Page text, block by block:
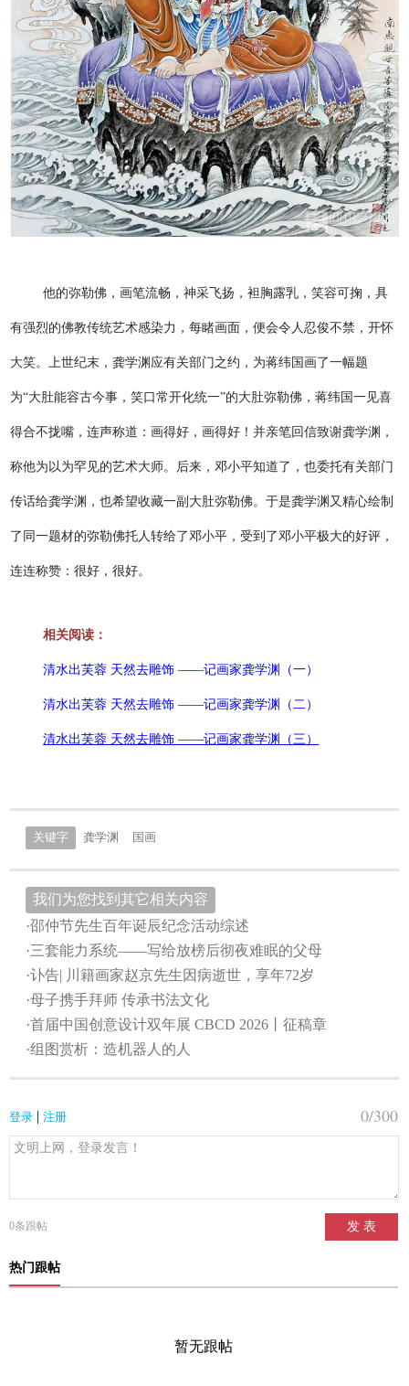
他的弥勒佛，画笔流畅，神采飞扬，袒胸露乳，笑容可掬，具
有强烈的佛教传统艺术感染力，每睹画面，便会令人忍俊不禁，开怀
大笑。上世纪末，龚学渊应有关部门之约，为蒋纬国画了一幅题
为“大肚能容古今事，笑口常开化统一”的大肚弥勒佛，蒋纬国一见喜
得合不拢嘴，连声称道：画得好，画得好！并亲笔回信致谢龚学渊，
称他为以为罕见的艺术大师。后来，邓小平知道了，也委托有关部门
传话给龚学渊，也希望收藏一副大肚弥勒佛。于是龚学渊又精心绘制
了同一题材的弥勒佛托人转给了邓小平，受到了邓小平极大的好评，
连连称赞：很好，很好。
相关阅读：
清水出芙蓉 天然去雕饰 ——记画家龚学渊（一）
清水出芙蓉 天然去雕饰 ——记画家龚学渊（二）
清水出芙蓉 天然去雕饰 ——记画家龚学渊（三）
关键字 龚学渊 国画
我们为您找到其它相关内容
·邵仲节先生百年诞辰纪念活动综述
·三套能力系统——写给放榜后彻夜难眠的父母
·讣告| 川籍画家赵京先生因病逝世，享年72岁
·母子携手拜师 传承书法文化
·首届中国创意设计双年展 CBCD 2026丨征稿章
·组图赏析：造机器人的人
登录 | 注册 0/300
0条跟帖 发 表
热门跟帖
暂无跟帖